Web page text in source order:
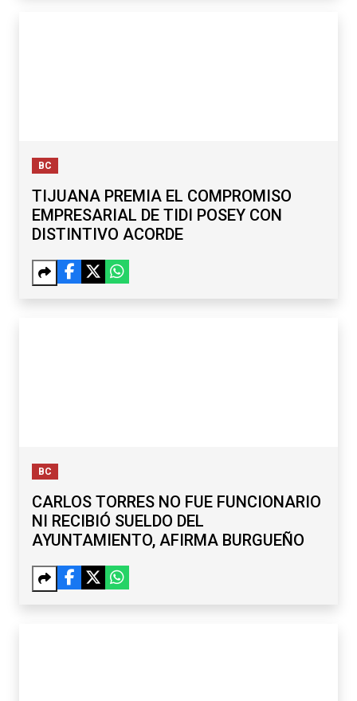
BC
TIJUANA PREMIA EL COMPROMISO
EMPRESARIAL DE TIDI POSEY CON
DISTINTIVO ACORDE
BC
CARLOS TORRES NO FUE FUNCIONARIO
NI RECIBIÓ SUELDO DEL
AYUNTAMIENTO, AFIRMA BURGUEÑO